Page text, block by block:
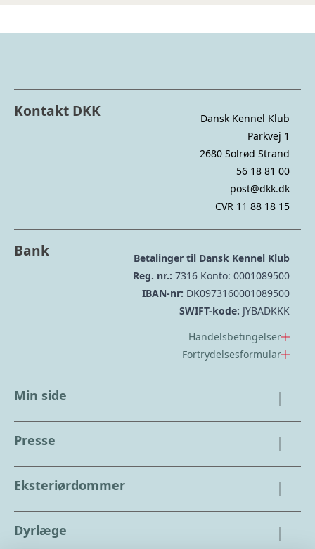
Kontakt DKK
Dansk Kennel Klub
Parkvej 1
2680 Solrød Strand
56 18 81 00
post@dkk.dk
CVR 11 88 18 15
Bank
Betalinger til Dansk Kennel Klub
Reg. nr.: 7316 Konto: 0001089500
IBAN-nr: DK0973160001089500
SWIFT-kode: JYBADKKK
Handelsbetingelser
Fortrydelsesformular
Min side
Presse
Eksteriørdommer
Dyrlæge